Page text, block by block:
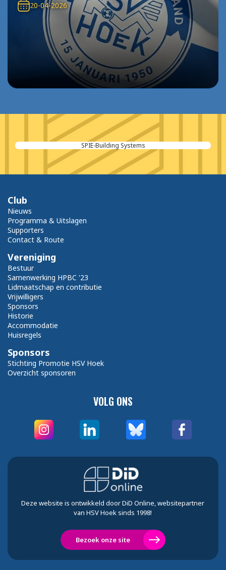
20-04-2026
SPIE-Building Systems
VOLG ONS
Club
Nieuws
Programma & Uitslagen
Supporters
Contact & Route
Vereniging
Bestuur
Samenwerking HPBC '23
Lidmaatschap en contributie
Vrijwilligers
Sponsors
Historie
Accommodatie
Huisregels
Sponsors
Stichting Promotie HSV Hoek
Overzicht sponsoren
Deze website is ontwikkeld door DiD Online, websitepartner
van HSV Hoek sinds 1998!
Bezoek onze site